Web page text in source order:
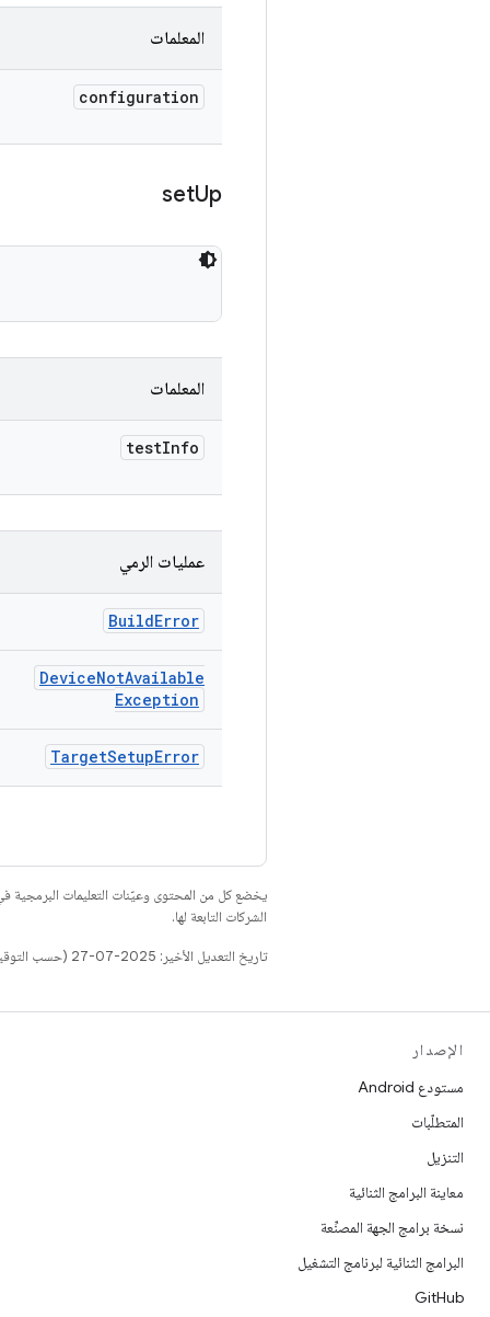
المعلمات
configuration
setUp
المعلمات
testInfo
عمليات الرمي
BuildError
DeviceNotAvailable
Exception
TargetSetupError
يخضع كل من المحتوى وعيّنات التعليمات
الشركات التابعة لها.
تاريخ التعديل الأخير: 2025-07-27 (حسب التوقيت العالمي المتفَّق عليه)
الإصدار
مستودع Android
المتطلّبات
التنزيل
معاينة البرامج الثنائية
نسخة برامج الجهة المصنِّعة
البرامج الثنائية لبرنامج التشغيل
GitHub